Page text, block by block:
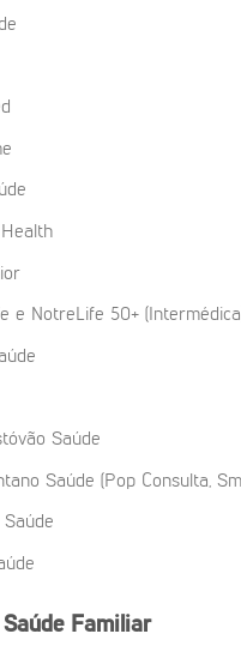
e NotreLife 50+ (Intermédica)
Saúde
Saúde (Pop Consulta,
Saúde
Saúde Familiar